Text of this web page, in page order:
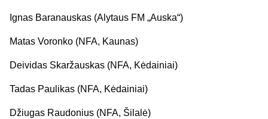
Ignas Baranauskas (Alytaus FM „Auska“)
Matas Voronko (NFA, Kaunas)
Deividas Skaržauskas (NFA, Kėdainiai)
Tadas Paulikas (NFA, Kėdainiai)
Džiugas Raudonius (NFA, Šilalė)